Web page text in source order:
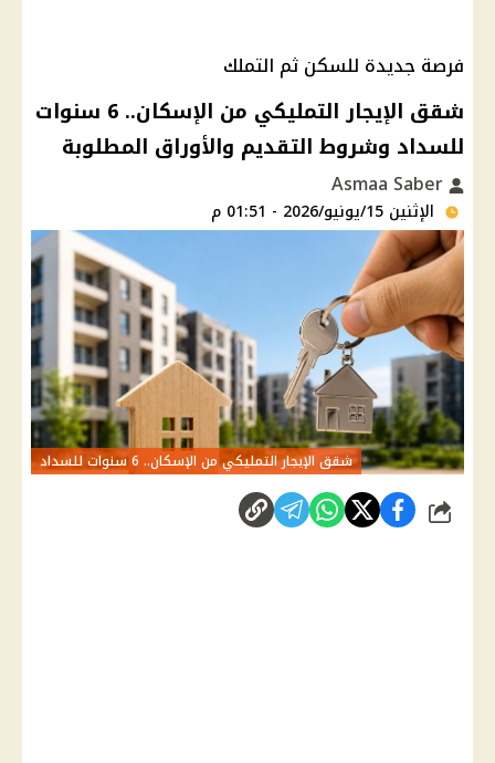
فرصة جديدة للسكن ثم التملك
شقق الإيجار التمليكي من الإسكان.. 6 سنوات
للسداد وشروط التقديم والأوراق المطلوبة
الإثنين 15/يونيو/2026 - 01:51 م
شقق الإيجار التمليكي من الإسكان.. 6 سنوات للسداد
شارك